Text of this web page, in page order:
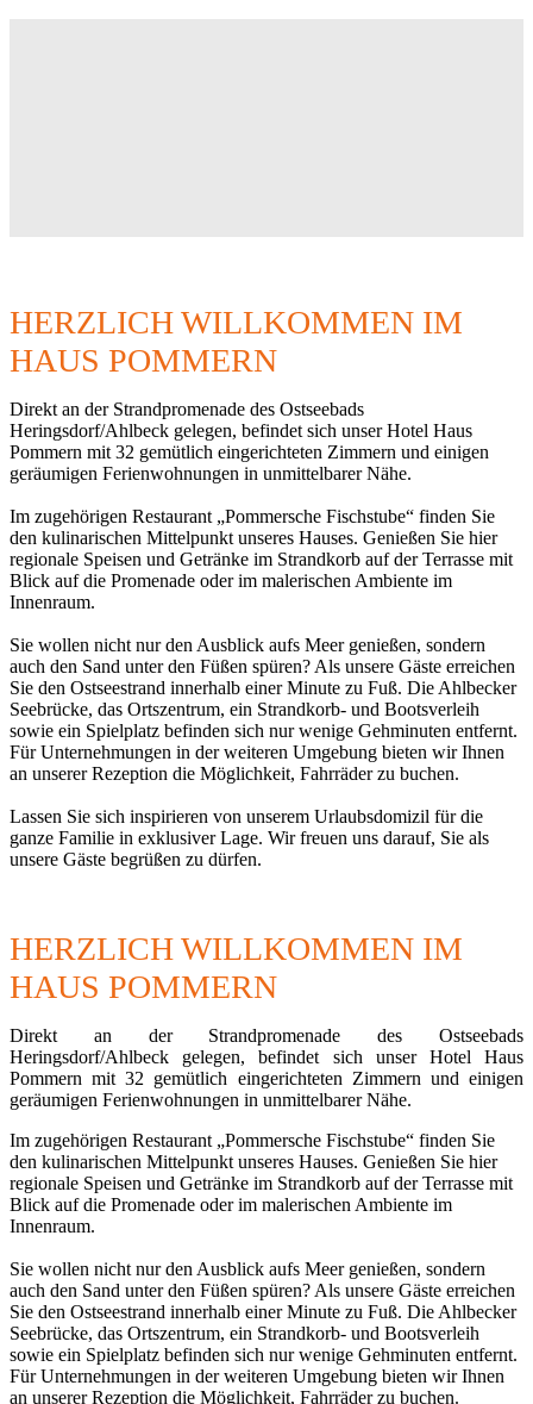
HERZLICH WILLKOMMEN IM
HAUS POMMERN
Direkt an der Strandpromenade des Ostseebads
Heringsdorf/Ahlbeck gelegen, befindet sich unser Hotel Haus
Pommern mit 32 gemütlich eingerichteten Zimmern und einigen
geräumigen Ferienwohnungen in unmittelbarer Nähe.
Im zugehörigen Restaurant „Pommersche Fischstube“ finden Sie
den kulinarischen Mittelpunkt unseres Hauses. Genießen Sie hier
regionale Speisen und Getränke im Strandkorb auf der Terrasse mit
Blick auf die Promenade oder im malerischen Ambiente im
Innenraum.
Sie wollen nicht nur den Ausblick aufs Meer genießen, sondern
auch den Sand unter den Füßen spüren? Als unsere Gäste erreichen
Sie den Ostseestrand innerhalb einer Minute zu Fuß. Die Ahlbecker
Seebrücke, das Ortszentrum, ein Strandkorb- und Bootsverleih
sowie ein Spielplatz befinden sich nur wenige Gehminuten entfernt.
Für Unternehmungen in der weiteren Umgebung bieten wir Ihnen
an unserer Rezeption die Möglichkeit, Fahrräder zu buchen.
Lassen Sie sich inspirieren von unserem Urlaubsdomizil für die
ganze Familie in exklusiver Lage. Wir freuen uns darauf, Sie als
unsere Gäste begrüßen zu dürfen.
HERZLICH WILLKOMMEN IM
HAUS POMMERN
Direkt an der Strandpromenade des Ostseebads
Heringsdorf/Ahlbeck gelegen, befindet sich unser Hotel Haus
Pommern mit 32 gemütlich eingerichteten Zimmern und einigen
geräumigen Ferienwohnungen in unmittelbarer Nähe.
Im zugehörigen Restaurant „Pommersche Fischstube“ finden Sie
den kulinarischen Mittelpunkt unseres Hauses. Genießen Sie hier
regionale Speisen und Getränke im Strandkorb auf der Terrasse mit
Blick auf die Promenade oder im malerischen Ambiente im
Innenraum.
Sie wollen nicht nur den Ausblick aufs Meer genießen, sondern
auch den Sand unter den Füßen spüren? Als unsere Gäste erreichen
Sie den Ostseestrand innerhalb einer Minute zu Fuß. Die Ahlbecker
Seebrücke, das Ortszentrum, ein Strandkorb- und Bootsverleih
sowie ein Spielplatz befinden sich nur wenige Gehminuten entfernt.
Für Unternehmungen in der weiteren Umgebung bieten wir Ihnen
an unserer Rezeption die Möglichkeit, Fahrräder zu buchen.